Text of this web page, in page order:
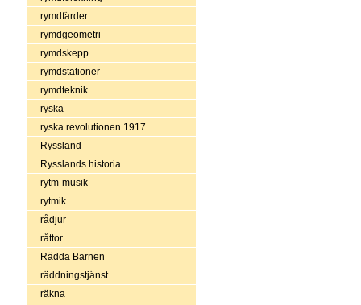
rymdfärder
rymdgeometri
rymdskepp
rymdstationer
rymdteknik
ryska
ryska revolutionen 1917
Ryssland
Rysslands historia
rytm-musik
rytmik
rådjur
råttor
Rädda Barnen
räddningstjänst
räkna